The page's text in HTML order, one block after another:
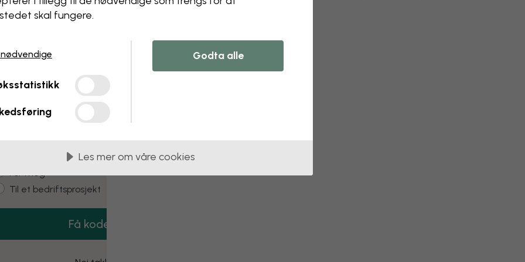
3 gratis tapetprøver
3 tapetprøver helt gratis – levert hjem
til deg.
Til et bedriftsprosjekt
Få koden
skal fungere.
Godta alle
Les mer om våre cookies